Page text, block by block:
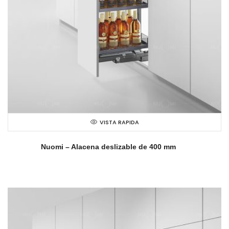
VISTA RAPIDA
Nuomi – Alacena deslizable de 400 mm